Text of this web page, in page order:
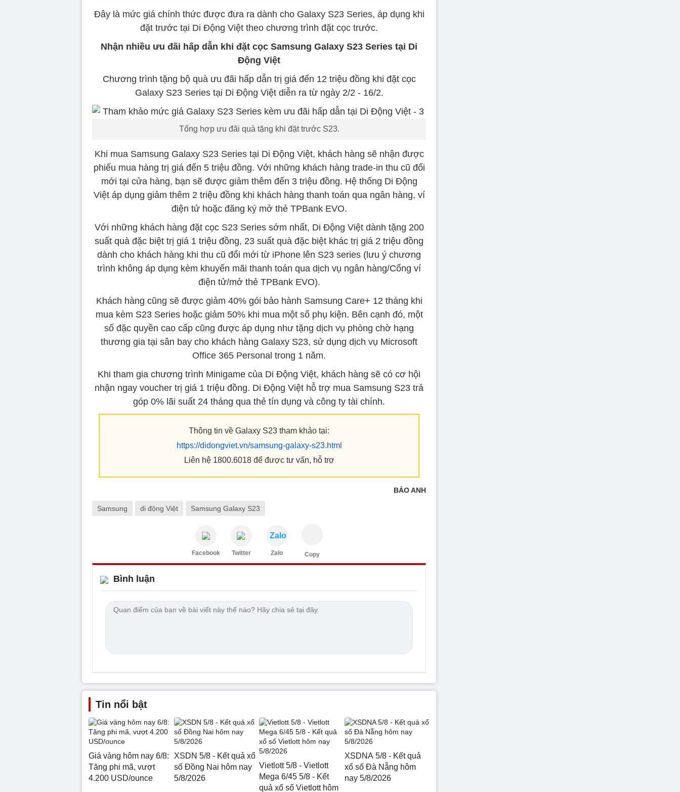
Đây là mức giá chính thức được đưa ra dành cho Galaxy S23 Series, áp dụng khi
đặt trước tại Di Động Việt theo chương trình đặt cọc trước.
Nhận nhiều ưu đãi hấp dẫn khi đặt cọc Samsung Galaxy S23 Series tại Di
Động Việt
Chương trình tặng bộ quà ưu đãi hấp dẫn trị giá đến 12 triệu đồng khi đặt cọc
Galaxy S23 Series tại Di Động Việt diễn ra từ ngày 2/2 - 16/2.
Tổng hợp ưu đãi quà tặng khi đặt trước S23.
Khi mua Samsung Galaxy S23 Series tại Di Động Việt, khách hàng sẽ nhận được
phiếu mua hàng trị giá đến 5 triệu đồng. Với những khách hàng trade-in thu cũ đổi
mới tại cửa hàng, bạn sẽ được giảm thêm đến 3 triệu đồng. Hệ thống Di Động
Việt áp dụng giảm thêm 2 triệu đồng khi khách hàng thanh toán qua ngân hàng, ví
điện tử hoặc đăng ký mở thẻ TPBank EVO.
Với những khách hàng đặt cọc S23 Series sớm nhất, Di Động Việt dành tặng 200
suất quà đặc biệt trị giá 1 triệu đồng, 23 suất quà đặc biệt khác trị giá 2 triệu đồng
dành cho khách hàng khi thu cũ đổi mới từ iPhone lên S23 series (lưu ý chương
trình không áp dụng kèm khuyến mãi thanh toán qua dịch vụ ngân hàng/Cổng ví
điện tử/mở thẻ TPBank EVO).
Khách hàng cũng sẽ được giảm 40% gói bảo hành Samsung Care+ 12 tháng khi
mua kèm S23 Series hoặc giảm 50% khi mua một số phụ kiện. Bên cạnh đó, một
số đặc quyền cao cấp cũng được áp dụng như tặng dịch vụ phòng chờ hạng
thương gia tại sân bay cho khách hàng Galaxy S23, sử dụng dịch vụ Microsoft
Office 365 Personal trong 1 năm.
Khi tham gia chương trình Minigame của Di Động Việt, khách hàng sẽ có cơ hội
nhận ngay voucher trị giá 1 triệu đồng. Di Động Việt hỗ trợ mua Samsung S23 trả
góp 0% lãi suất 24 tháng qua thẻ tín dụng và công ty tài chính.
Thông tin về Galaxy S23 tham khảo tại:
https://didongviet.vn/samsung-galaxy-s23.html
Liên hệ 1800.6018 để được tư vấn, hỗ trợ
BẢO ANH
Samsung di động Việt Samsung Galaxy S23
Facebook Twitter
Zalo
Zalo Copy
Bình luận
Tin nổi bật
Giá vàng hôm nay 6/8:
Tăng phi mã, vượt
4.200 USD/ounce
XSDN 5/8 - Kết quả xổ
số Đồng Nai hôm nay
5/8/2026
Vietlott 5/8 - Vietlott
Mega 6/45 5/8 - Kết
quả xổ số Vietlott hôm
XSDNA 5/8 - Kết quả
xổ số Đà Nẵng hôm
nay 5/8/2026